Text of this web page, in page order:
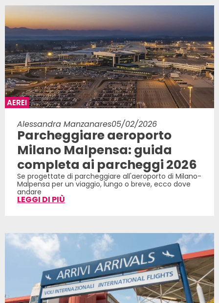
AEREI
Alessandra Manzanares05/02/2026
Parcheggiare aeroporto
Milano Malpensa: guida
completa ai parcheggi 2026
Se progettate di parcheggiare all'aeroporto di Milano-
Malpensa per un viaggio, lungo o breve, ecco dove
andare
LEGGI DI PIÙ